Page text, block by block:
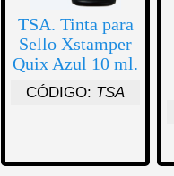
TSA. Tinta para
Sello Xstamper
Quix Azul 10 ml.
CÓDIGO: TSA